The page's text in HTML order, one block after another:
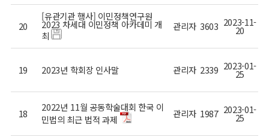
20
[유관기관 행사] 이민정책연구원
2023 차세대 이민정책 아카데미 개
최
관리자 3603 2023-11-
20
19 2023년 학회장 인사말 관리자 2339 2023-01-
25
18
2022년 11월 공동학술대회 한국 이
민법의 최근 법적 과제
관리자 1987 2023-01-
25